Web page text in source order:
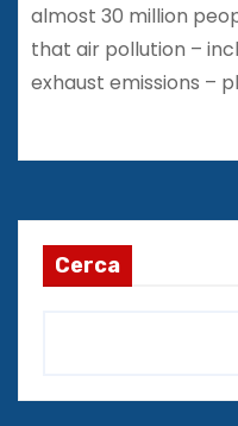
almost 30 million
that air pollution –
exhaust emissions –
Cerca